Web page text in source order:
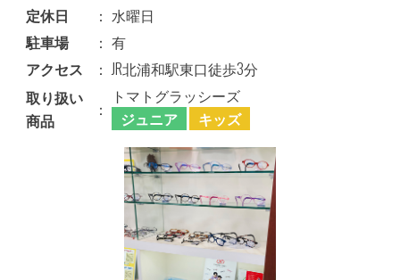
定休日
： 水曜日
駐車場
： 有
アクセス
： JR北浦和駅東口徒歩3分
取り扱い
商品
：
トマトグラッシーズ
ジュニア
キッズ